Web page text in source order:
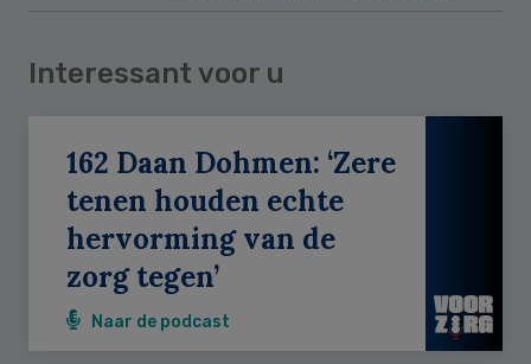
Interessant voor u
162 Daan Dohmen: ‘Zere
tenen houden echte
hervorming van de
zorg tegen’
Naar de podcast